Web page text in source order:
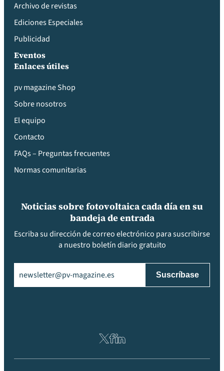
Archivo de revistas
Ediciones Especiales
Publicidad
Eventos
Enlaces útiles
pv magazine Shop
Sobre nosotros
El equipo
Contacto
FAQs – Preguntas frecuentes
Normas comunitarias
Noticias sobre fotovoltaica cada día en su
bandeja de entrada
Escriba su dirección de correo electrónico para suscribirse
a nuestro boletín diario gratuito